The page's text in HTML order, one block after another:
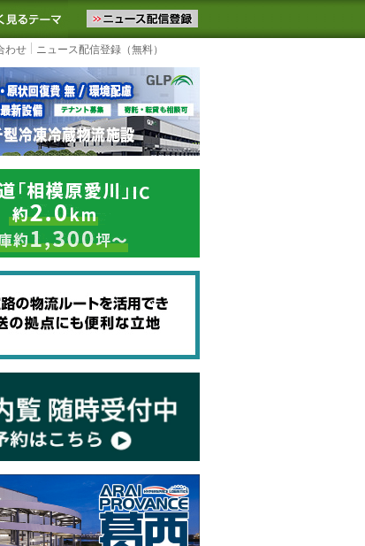
をお届けします。物流ニュースメール配信を登録す
に入りに追加 よく見るテーマ
わせ ニュース配信登録（無料）